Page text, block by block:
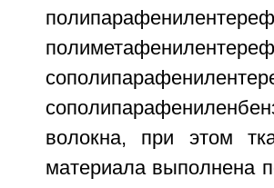
волокна, при этом
материала выполнена